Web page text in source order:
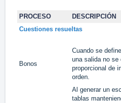
PROCESO
DESCRIPCIÓN
Cuestiones resueltas
Bonos
Cuando se
una salida no se
proporcional de
orden.
Al generar un
tablas